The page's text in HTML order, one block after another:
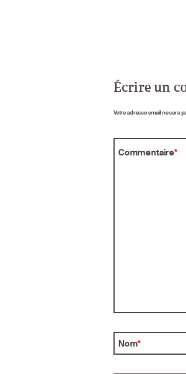
Écrire un
Votre adresse email ne sera
Commentaire*
Nom*